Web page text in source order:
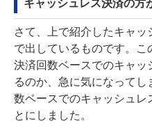
キャッシュレス決済の方
さて、上で紹介したキャ
で出しているものです。こ
決済回数ベースでのキャッ
るのか、急に気になってし
数ベースでのキャッシュレ
とにしました。